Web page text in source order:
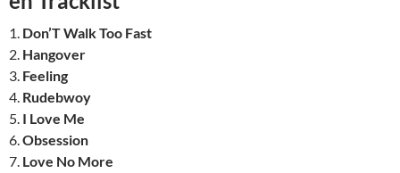
1. Don’T Walk Too Fast
2. Hangover
3. Feeling
4. Rudebwoy
5. I Love Me
6.Obsession
7. Love No More